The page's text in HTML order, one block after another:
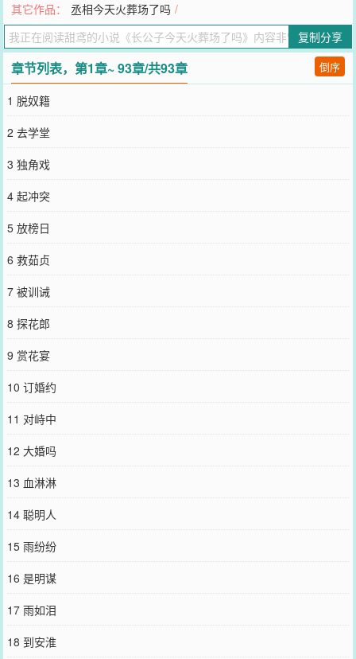
鬟。十四岁那年小姐突发急病逝世，谢家继夫人不堪打击思忧成疾，
将她错认为了女儿。高门朱户多了一位假小姐，谢家家主大手一挥，
姜辞盈得以同谢家子弟一起入学堂，习诗文，谢家除了谢夫人外对她
不冷不热，在府中即便地位尴尬也比从前身为奴仆好上许多。如果姜
辞盈没有生出妄念喜欢上谢家嫡长公子谢怀瑾的话。一朝意外，诗柬
上的少女心事被公之于众，谢夫人病重之际以死相逼定下了她和谢怀
瑾的婚约，光风霁月端方矜贵前途无限的探花郎就这样成为了她的郎
君。婚后两个人相敬如宾，姜辞盈挑不出谢怀瑾的一分错处，却也感
受不到谢怀瑾的一分在意。有一日她遥遥看着谢怀瑾和苏家小姐言笑
时，才想起这些年在京中的流言，人人鄙夷的目光越过她时，总说谢
怀瑾和苏雪柔才是天生一对。而她是棒打鸳鸯借着孝道强行插足的坏
人。她不想再做坏人。隔日，她留了一份和离书，去了小姐信中提到
的江南。*谢怀瑾是百年世家的嫡长子，光风霁月，清冷矜贵，一生白
玉无缺，唯婚事上落了一点瑕疵。旁人同他说了数次继母已去，这一
桩荒唐的婚事自可作废，他总淡淡睨一眼，友人诧异问他不会真爱上
那奴仆了吧，他冷淡作答：“不过是婚姻之事，父母之命媒妁之言。”
——直到看见桌上的和离书。友人笑着拿起来弹了弹：“还算识趣”却
没看见他身后，谢怀瑾死死看着和离书，指骨青白，浑身阴冷，像枝
头簌簌而落的雪。后来，克己复礼美德为世人所歌颂的谢家长公子抓
住出逃江南的妻子。狭小的屋子里，光线稀微，他慢条斯理扣住妻子
颤抖的柔荑，声音清冷：“夫人，该回家了。”1.原名《枝上雪》，嘿嘿
现在先换个鸢鸢式文名~2.1V1，HE，架空，请勿考据，一切为了剧情
服务~2.wb：一只小甜鸢~欢迎宝宝们来找我玩！【预收《首辅今天火
葬场了吗》求收~】——预收文案——楚芙窈自小被接入宫中，受尽宠
爱。年少艾慕之际，她喜欢上了当朝清冷绝尘的首辅谢宥礼。待她及
笄，皇祖母一方懿旨，她如愿嫁给了他。婚后生活同她想的不太一
样。旁人相敬如宾，他们相敬如冰。成婚三年，谢宥礼甚至不曾同她
共榻而眠。许多年后她才知晓，婚约是皇祖母用权势逼迫，这些年他
一直对她厌恶至极。楚芙窈心如刀绞，却也不准备多做纠缠。她亲手
写了一封和离书，只是还未等她将和离书给谢宥礼，一场火就烧光了
她的院子。烈烈火光中，楚芙窈觉得这一生也算活的热闹。只是如若
再来一世，她一定要离谢宥礼远一些。*她重生在了皇祖母为她赐婚那
一年。及笄宴上，太后指着远处的谢宥礼笑盈盈道：“今日乖芙窈及
笄，皇祖母为乖芙窈赐婚好不好？”殿上安静了一瞬。然后所有人都听
见那个向来追在谢宥礼身后的小公主轻声摇头道：“不。”像是怕有人
听不清，小公主又重复了一遍。“皇祖母，我不嫁。”从始至终，她都
未看谢宥礼一眼。*远处，向来清冷绝伦的首辅谢宥礼幽暗如墨。
————同类型完结文推荐————《丞相今天火葬场了吗》《太子
今天火葬场了吗》《世子今天火葬场了吗》《储君今天火葬场了吗》
您要是觉得《
群和微博微信里的朋友推荐哦！
其它作品： 丞相今天火葬场了吗 /
复制分享
章节列表，第1章~ 93章/共93章 倒序
1 脱奴籍
2 去学堂
3 独角戏
4 起冲突
5 放榜日
6 救茹贞
7 被训诫
8 探花郎
9 赏花宴
10 订婚约
11 对峙中
12 大婚吗
13 血淋淋
14 聪明人
15 雨纷纷
16 是明谋
17 雨如泪
18 到安淮